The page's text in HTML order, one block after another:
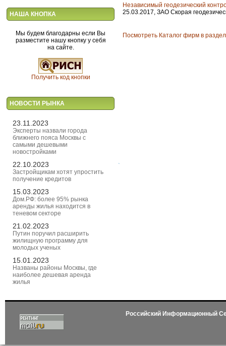
НАША КНОПКА
Мы будем благодарны если Вы
разместите нашу кнопку у себя
на сайте.
Получить код кнопки
НОВОСТИ РЫНКА
23.11.2023
Эксперты назвали города
ближнего пояса Москвы с
самыми дешевыми
новостройками
22.10.2023
Застройщикам хотят упростить
получение кредитов
15.03.2023
Дом.РФ: более 95% рынка
аренды жилья находится в
теневом секторе
21.02.2023
Путин поручил расширить
жилищную программу для
молодых ученых
15.01.2023
Названы районы Москвы, где
наиболее дешевая аренда
жилья
Независимый геодезический
25.03.2017, ЗАО Скорая
Посмотреть Каталог фирм в
Российский Информационный